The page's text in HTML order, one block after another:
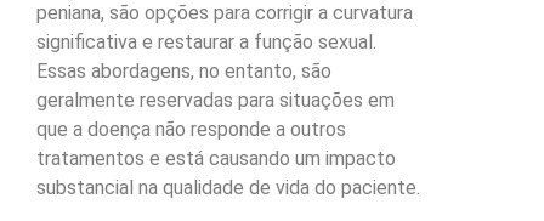
peniana, são opções para corrigir a curvatura
significativa e restaurar a função sexual.
Essas abordagens, no entanto, são
geralmente reservadas para situações em
que a doença não responde a outros
tratamentos e está causando um impacto
substancial na qualidade de vida do paciente.